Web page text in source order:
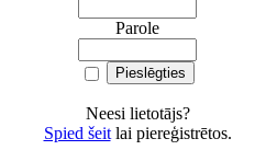
Parole
Neesi lietotājs?
Spied šeitlai piereģistrētos.